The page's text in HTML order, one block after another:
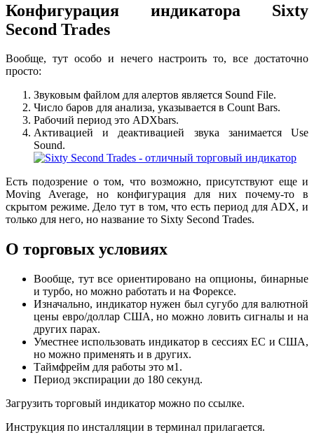
Конфигурация индикатора Sixty
Second Trades
Вообще, тут особо и нечего настроить то, все достаточно
просто:
Звуковым файлом для алертов является Sound File.
Число баров для анализа, указывается в Count Bars.
Рабочий период это ADXbars.
Активацией и деактивацией звука занимается Use
Sound.
Есть подозрение о том, что возможно, присутствуют еще и
Moving Average, но конфигурация для них почему-то в
скрытом режиме. Дело тут в том, что есть период для ADX, и
только для него, но название то Sixty Second Trades.
О торговых условиях
Вообще, тут все ориентировано на опционы, бинарные
и турбо, но можно работать и на Форексе.
Изначально, индикатор нужен был сугубо для валютной
цены евро/доллар США, но можно ловить сигналы и на
других парах.
Уместнее использовать индикатор в сессиях ЕС и США,
но можно применять и в других.
Таймфрейм для работы это м1.
Период экспирации до 180 секунд.
Загрузить торговый индикатор можно по ссылке.
Инструкция по инсталляции в терминал прилагается.